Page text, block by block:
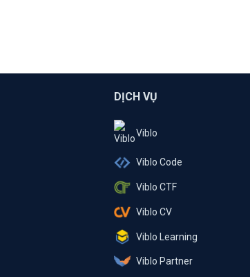
DỊCH VỤ
Viblo
Viblo Code
Viblo CTF
Viblo CV
Viblo Learning
Viblo Partner